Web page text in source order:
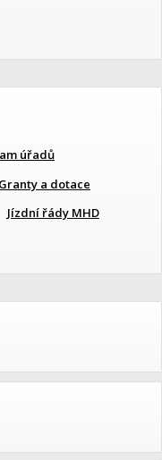
úřadů
Granty a dotace
Jízdní řády MHD